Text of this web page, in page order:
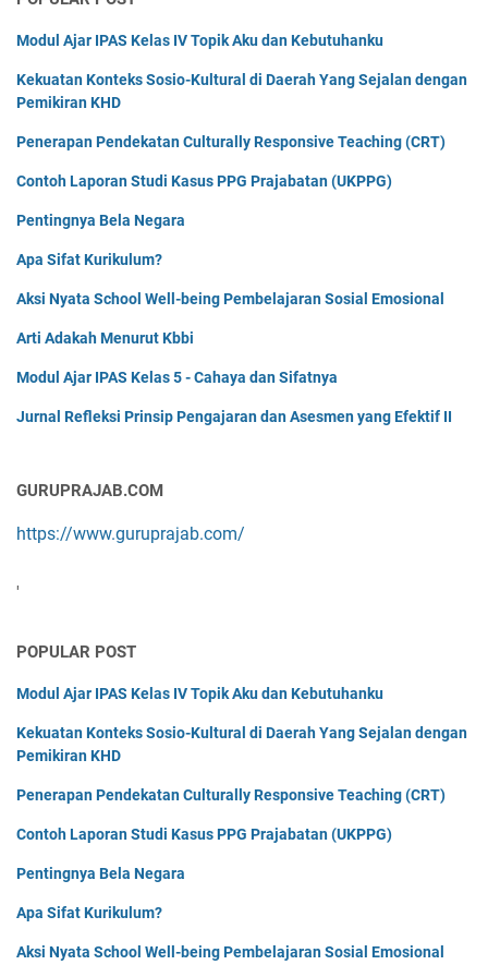
Modul Ajar IPAS Kelas IV Topik Aku dan Kebutuhanku
Kekuatan Konteks Sosio-Kultural di Daerah Yang Sejalan dengan
Pemikiran KHD
Penerapan Pendekatan Culturally Responsive Teaching (CRT)
Contoh Laporan Studi Kasus PPG Prajabatan (UKPPG)
Pentingnya Bela Negara
Apa Sifat Kurikulum?
Aksi Nyata School Well-being Pembelajaran Sosial Emosional
Arti Adakah Menurut Kbbi
Modul Ajar IPAS Kelas 5 - Cahaya dan Sifatnya
Jurnal Refleksi Prinsip Pengajaran dan Asesmen yang Efektif II
GURUPRAJAB.COM
https://www.guruprajab.com/
'
POPULAR POST
Modul Ajar IPAS Kelas IV Topik Aku dan Kebutuhanku
Kekuatan Konteks Sosio-Kultural di Daerah Yang Sejalan dengan
Pemikiran KHD
Penerapan Pendekatan Culturally Responsive Teaching (CRT)
Contoh Laporan Studi Kasus PPG Prajabatan (UKPPG)
Pentingnya Bela Negara
Apa Sifat Kurikulum?
Aksi Nyata School Well-being Pembelajaran Sosial Emosional